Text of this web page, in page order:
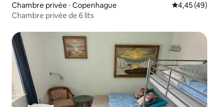
Chambre privée ⋅ Copenhague Évaluation
4,45 (49)
Chambre privée de 6 lits